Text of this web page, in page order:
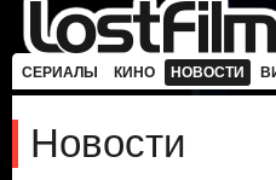
СЕРИАЛЫ КИНО НОВОСТИ
Новости